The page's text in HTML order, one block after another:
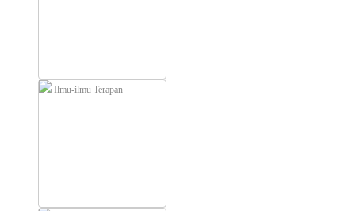
Ilmu-ilmu Terapan